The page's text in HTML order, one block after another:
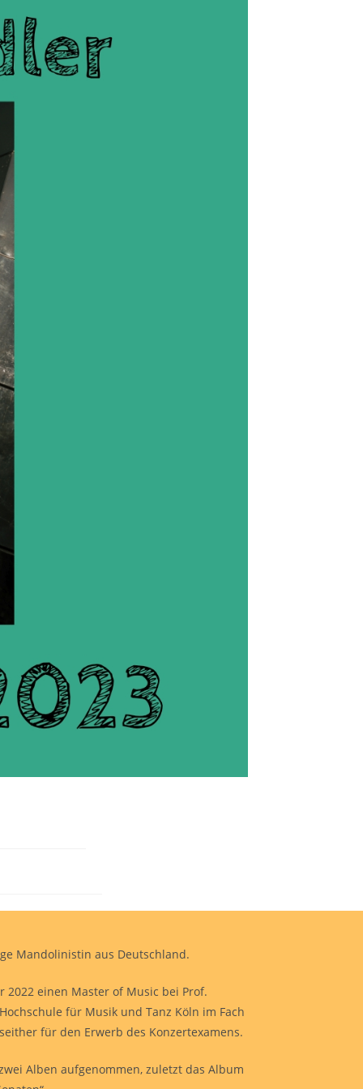
Mandolinistin aus Deutschland.
2022 einen Master of Music bei Prof.
für Musik und Tanz Köln im Fach
für den Erwerb des Konzertexamens.
Alben aufgenommen, zuletzt das Album